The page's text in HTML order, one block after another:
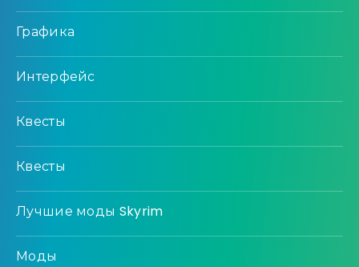
Графика
Интерфейс
Квесты
Квесты
Лучшие моды Skyrim
Моды